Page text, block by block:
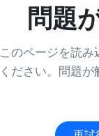
問題
このページを読
ください。問題